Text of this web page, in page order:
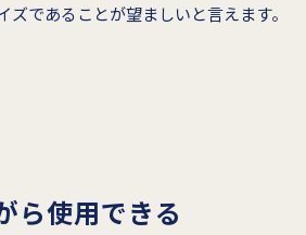
であることが望ましいと言えます。
ら使用できる